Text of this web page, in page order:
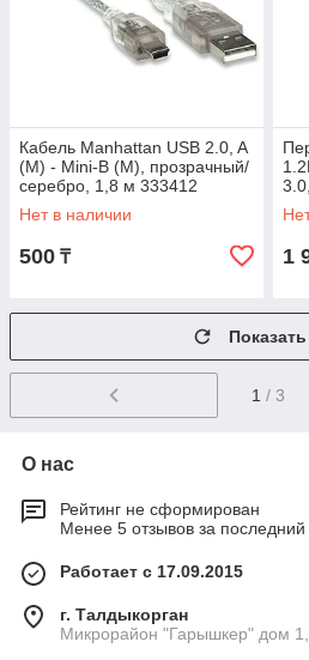
Кабель Manhattan USB 2.0, A
(M) - Mini-B (M), прозрачный/
серебро, 1,8 м 333412
Нет в наличии
500 ₸ 1
1 / 3
О нас
Рейтинг не сформирован
Менее 5 отзывов за последний
Работает с 17.09.2015
г. Талдыкорган
Микрорайон "Гарышкер" дом 1,